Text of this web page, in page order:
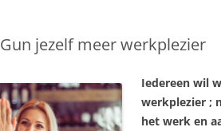
Gun jezelf meer werkplezier
Iedereen wil
werkplezier ;
het werk en